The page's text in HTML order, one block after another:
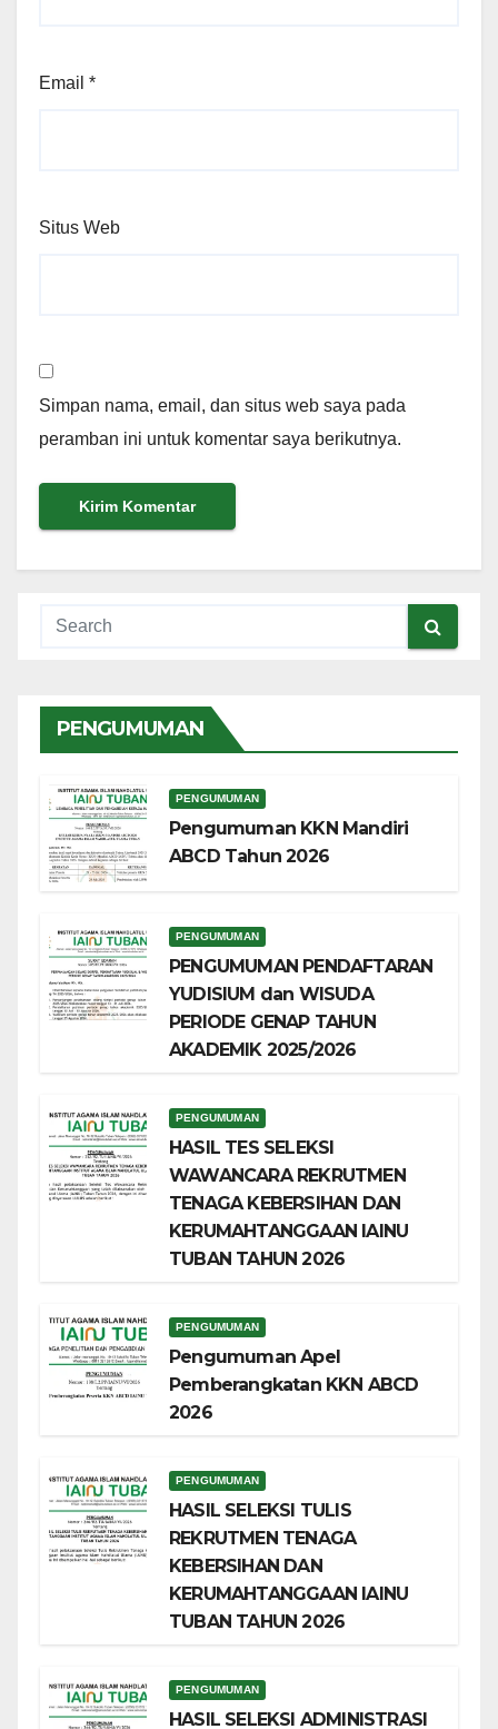
Email *
Situs Web
Simpan nama, email, dan situs web saya pada
peramban ini untuk komentar saya berikutnya.
PENGUMUMAN
PENGUMUMAN
Pengumuman KKN Mandiri
ABCD Tahun 2026
PENGUMUMAN
PENGUMUMAN PENDAFTARAN
YUDISIUM dan WISUDA
PERIODE GENAP TAHUN
AKADEMIK 2025/2026
PENGUMUMAN
HASIL TES SELEKSI
WAWANCARA REKRUTMEN
TENAGA KEBERSIHAN DAN
KERUMAHTANGGAAN IAINU
TUBAN TAHUN 2026
PENGUMUMAN
Pengumuman Apel
Pemberangkatan KKN ABCD
2026
PENGUMUMAN
HASIL SELEKSI TULIS
REKRUTMEN TENAGA
KEBERSIHAN DAN
KERUMAHTANGGAAN IAINU
TUBAN TAHUN 2026
PENGUMUMAN
HASIL SELEKSI ADMINISTRASI